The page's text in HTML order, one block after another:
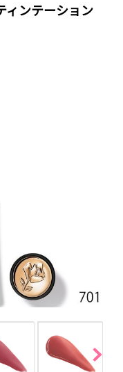
ィンテーション